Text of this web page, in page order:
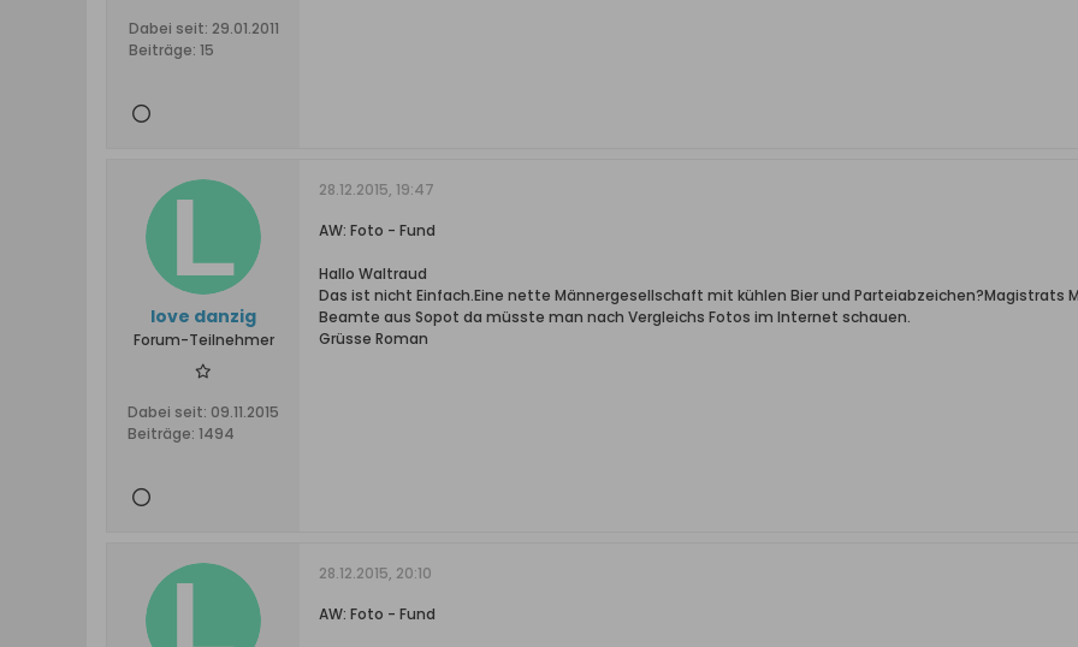
Dabei seit: 29.01.2011
Beiträge: 15
love danzig
Forum-Teilnehmer
Dabei seit: 09.11.2015
Beiträge: 1494
28.12.2015, 19:47
AW: Foto - Fund
Hallo Waltraud
Das ist nicht Einfach.Eine nette Männergesellschaft mit kühlen Bier und Parteiabzeichen?Magistrats
Beamte aus Sopot da müsste man nach Vergleichs Fotos im Internet schauen.
Grüsse Roman
28.12.2015, 20:10
AW: Foto - Fund